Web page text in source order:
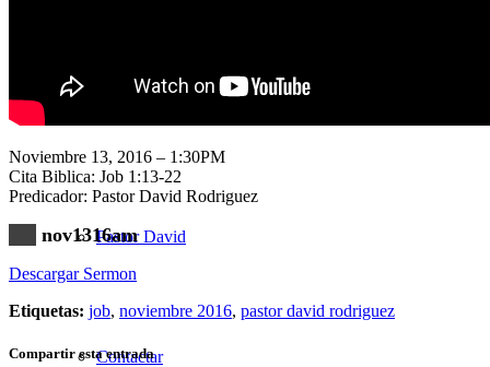
Pastor David
Contactar
Noviembre 13, 2016 – 1:30PM
Cita Biblica: Job 1:13-22
Predicador: Pastor David Rodriguez
nov1316am
Descargar Sermon
Etiquetas: job, noviembre 2016, pastor david rodriguez
Compartir esta entrada